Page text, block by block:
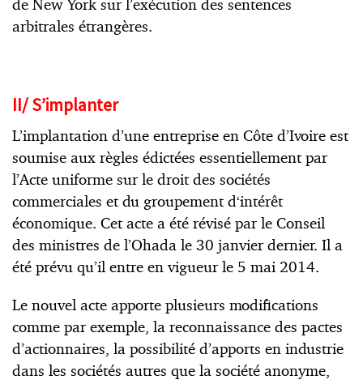
de New York sur l’exécution des sentences
arbitrales étrangères.
II/S’implanter
L’implantation d’une entreprise en Côte d’Ivoire est
soumise aux règles édictées essentiellement par
l’Acte uniforme sur le droit des sociétés
commerciales et du groupement d‘intérêt
économique. Cet acte a été révisé par le Conseil
des ministres de l’Ohada le 30 janvier dernier. Il a
été prévu qu’il entre en vigueur le 5 mai 2014.
Le nouvel acte apporte plusieurs modifications
comme par exemple, la reconnaissance des pactes
d’actionnaires, la possibilité d’apports en industrie
dans les sociétés autres que la société anonyme,